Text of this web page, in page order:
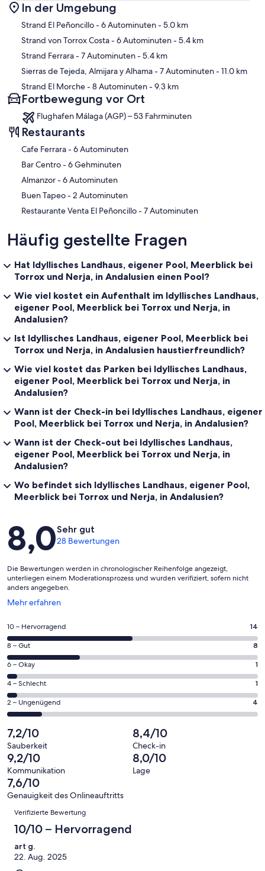
Karte
In der Umgebung
Strand El Peñoncillo- 6 Autominuten- 5.0 km
Strand von Torrox Costa- 6 Autominuten- 5.4 km
Strand Ferrara- 7 Autominuten- 5.4 km
Sierras de Tejeda, Almijara y Alhama- 7 Autominuten- 11.0 km
Strand El Morche- 8 Autominuten- 9.3 km
Fortbewegung vor Ort
Flughafen Málaga (AGP) – 53 Fahrminuten
Restaurants
‪Cafe Ferrara - ‬6 Autominuten
‪Bar Centro - ‬6 Gehminuten
‪Almanzor - ‬6 Autominuten
‪Buen Tapeo - ‬2 Autominuten
‪Restaurante Venta El Peñoncillo - ‬7 Autominuten
Häufig gestellte Fragen
Hat Idyllisches Landhaus, eigener Pool, Meerblick bei
Torrox und Nerja, in Andalusien einen Pool?
Wie viel kostet ein Aufenthalt im Idyllisches Landhaus,
eigener Pool, Meerblick bei Torrox und Nerja, in
Andalusien?
Ist Idyllisches Landhaus, eigener Pool, Meerblick bei
Torrox und Nerja, in Andalusien haustierfreundlich?
Wie viel kostet das Parken bei Idyllisches Landhaus,
eigener Pool, Meerblick bei Torrox und Nerja, in
Andalusien?
Wann ist der Check-in bei Idyllisches Landhaus, eigener
Pool, Meerblick bei Torrox und Nerja, in Andalusien?
Wann ist der Check-out bei Idyllisches Landhaus,
eigener Pool, Meerblick bei Torrox und Nerja, in
Andalusien?
Wo befindet sich Idyllisches Landhaus, eigener Pool,
Meerblick bei Torrox und Nerja, in Andalusien?
Bewertungen
8,0Sehr gut
28 Bewertungen
Die Bewertungen werden in chronologischer Reihenfolge angezeigt,
unterliegen einem Moderationsprozess und wurden verifiziert, sofern nicht
anders angegeben.
Mehr erfahren
Wird
einem
neuen
Fenster
geöffnet
14
von
insgesamt
28
Gästebewertungen
haben
eine
Bewertung
von
10
-
Hervorragend
10 – Hervorragend 14
8
von
insgesamt
28
Gästebewertungen
haben
Bewertung
von
8
-
Gut
8 – Gut 8
1
von
insgesamt
28
Gästebewertungen
haben
eine
Bewertung
von
6
-
Okay
6 – Okay 1
1
von
insgesamt
Gästebewertungen
haben
eine
Bewertung
von
4
4 – Schlecht 1
4
von
insgesamt
28
Gästebewertungen
haben
eine
Bewertung
2 – Ungenügend 4
7,2/10
Sauberkeit
8,4/10
Check-in
9,2/10
Kommunikation
8,0/10
Lage
7,6/10
Genauigkeit des Onlineauftritts
Bewertungen
Verifizierte Bewertung
10/10 – Hervorragend
art g.
22. Aug. 2025